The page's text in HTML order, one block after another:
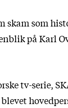
skam som
på Karl
tv-serie,